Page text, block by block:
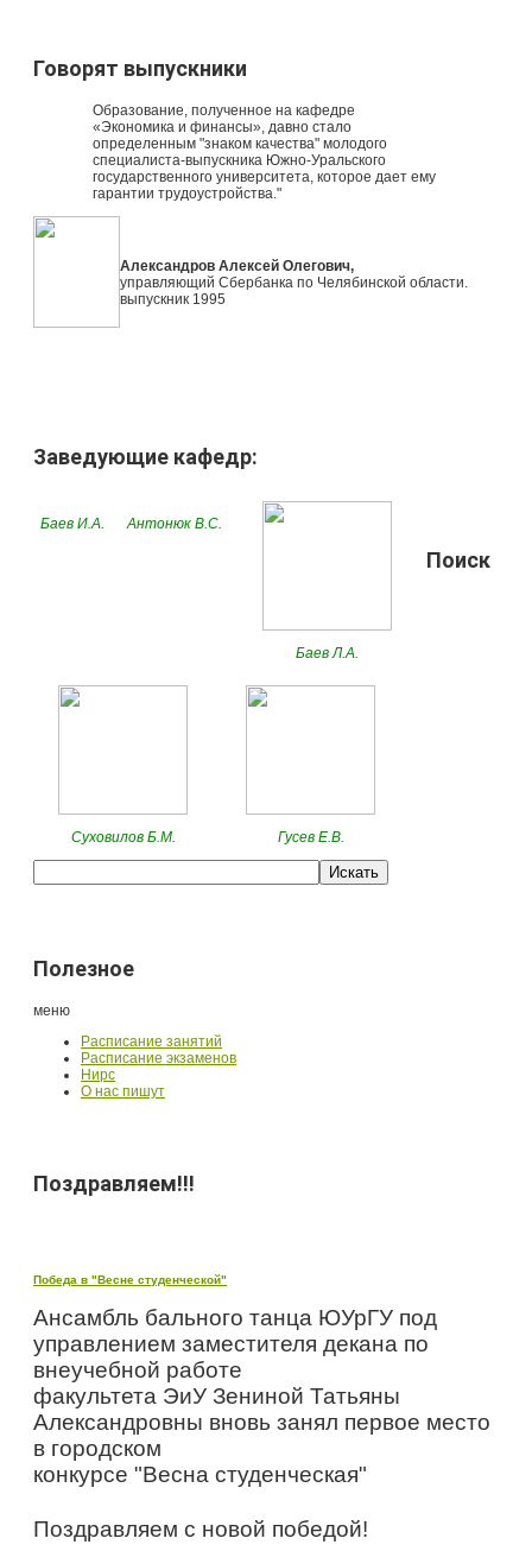
Говорят выпускники
Образование, полученное на кафедре
«Экономика и финансы», давно стало
определенным "знаком качества" молодого
специалиста-выпускника Южно-Уральского
государственного университета, которое дает ему
гарантии трудоустройства."
Александров Алексей Олегович,
управляющий Сбербанка по Челябинской области.
выпускник 1995
Заведующие кафедр:
Баев И.А. Антонюк В.С.
Баев Л.А.
Суховилов Б.М. Гусев Е.В.
Поиск
Полезное
меню
Расписание занятий
Расписание экзаменов
Нирс
О нас пишут
Поздравляем!!!
Победа в "Весне студенческой"
Ансамбль бального танца ЮУрГУ под
управлением заместителя декана по
внеучебной работе
факультета ЭиУ Зениной Татьяны
Александровны вновь занял первое место
в городском
конкурсе "Весна студенческая"
Поздравляем с новой победой!